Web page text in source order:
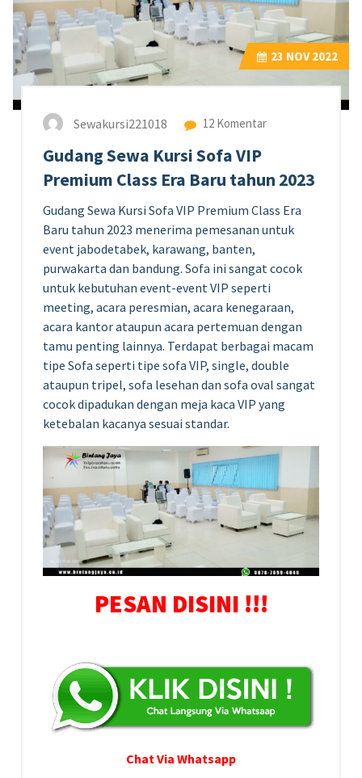
23 NOV 2022
Sewakursi221018 12 Komentar
Gudang Sewa Kursi Sofa VIP
Premium Class Era Baru tahun 2023
Gudang Sewa Kursi Sofa VIP Premium Class Era
Baru tahun 2023 menerima pemesanan untuk
event jabodetabek, karawang, banten,
purwakarta dan bandung. Sofa ini sangat cocok
untuk kebutuhan event-event VIP seperti
meeting, acara peresmian, acara kenegaraan,
acara kantor ataupun acara pertemuan dengan
tamu penting lainnya. Terdapat berbagai macam
tipe Sofa seperti tipe sofa VIP, single, double
ataupun tripel, sofa lesehan dan sofa oval sangat
cocok dipadukan dengan meja kaca VIP yang
ketebalan kacanya sesuai standar.
PESAN DISINI !!!
Chat Via Whatsapp